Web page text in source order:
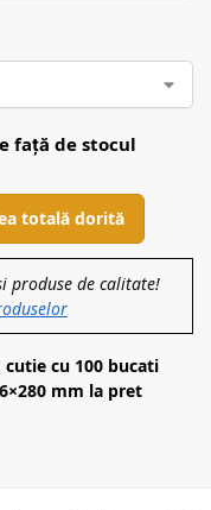
față de stocul
totală dorită
produse de calitate!
cutie cu 100 bucati
mm la pret